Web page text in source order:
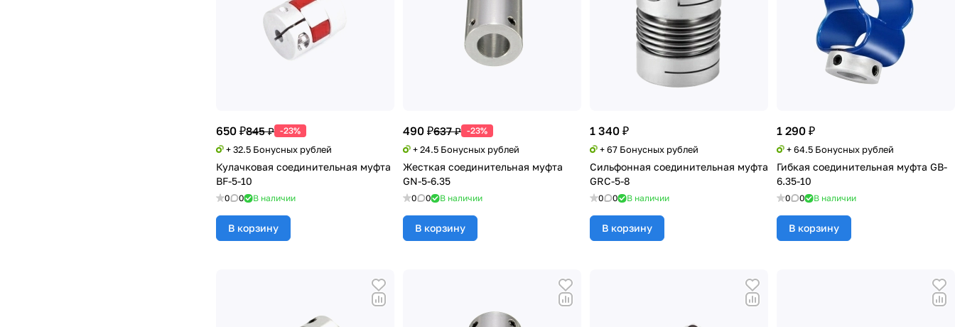
650 ₽845 ₽ -23%
+ 32.5 Бонусных рублей
Кулачковая соединительная муфта
BF-5-10
0 0 В наличии
В корзину
490 ₽637 ₽ -23%
+ 24.5 Бонусных рублей
Жесткая соединительная муфта
GN-5-6.35
0 0 В наличии
В корзину
1 340 ₽
+ 67 Бонусных рублей
Сильфонная соединительная муфта
GRC-5-8
0 0 В наличии
В корзину
1 290 ₽
+ 64.5 Бонусных рублей
Гибкая соединительная муфта GB-
6.35-10
0 0 В наличии
В корзину